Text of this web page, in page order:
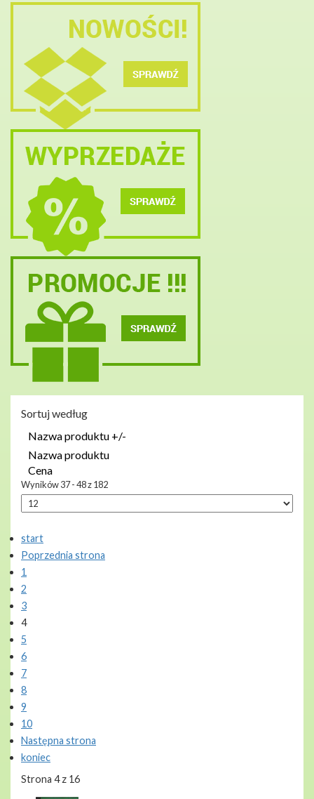
Sortuj według
Nazwa produktu +/-
Nazwa produktu
Cena
Wyników 37 - 48 z 182
start
Poprzednia strona
1
2
3
4
5
6
7
8
9
10
Następna strona
koniec
Strona 4 z 16